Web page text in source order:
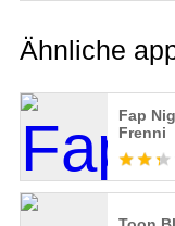
Ähnliche
Fap
Frenni